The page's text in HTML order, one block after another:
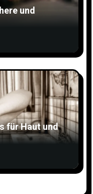
und
für Haut und